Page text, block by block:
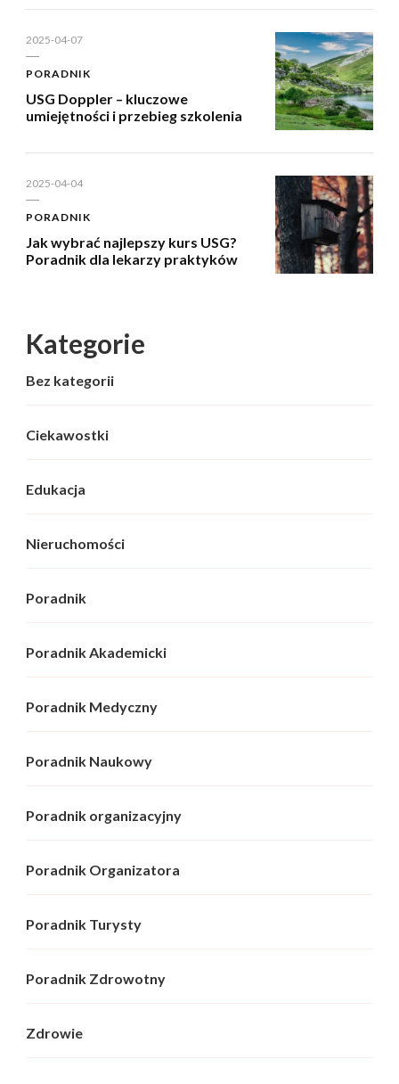
2025-04-07
PORADNIK
USG Doppler – kluczowe
umiejętności i przebieg szkolenia
2025-04-04
PORADNIK
Jak wybrać najlepszy kurs USG?
Poradnik dla lekarzy praktyków
Kategorie
Bez kategorii
Ciekawostki
Edukacja
Nieruchomości
Poradnik
Poradnik Akademicki
Poradnik Medyczny
Poradnik Naukowy
Poradnik organizacyjny
Poradnik Organizatora
Poradnik Turysty
Poradnik Zdrowotny
Zdrowie